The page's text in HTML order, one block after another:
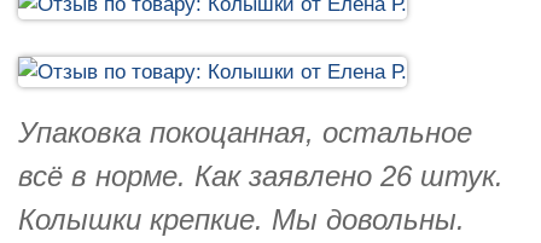
Упаковка покоцанная, остальное
всё в норме. Как заявлено 26 штук.
Колышки крепкие. Мы довольны.